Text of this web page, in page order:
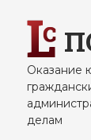
to
content
Оказание
делам